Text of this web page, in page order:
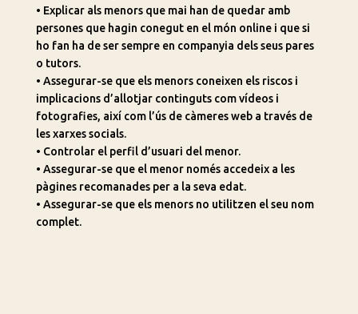
• Explicar als menors que mai han de quedar amb
persones que hagin conegut en el món online i que si
ho fan ha de ser sempre en companyia dels seus pares
o tutors.
• Assegurar-se que els menors coneixen els riscos i
implicacions d’allotjar continguts com vídeos i
fotografies, així com l’ús de càmeres web a través de
les xarxes socials.
• Controlar el perfil d’usuari del menor.
• Assegurar-se que el menor només accedeix a les
pàgines recomanades per a la seva edat.
• Assegurar-se que els menors no utilitzen el seu nom
complet.